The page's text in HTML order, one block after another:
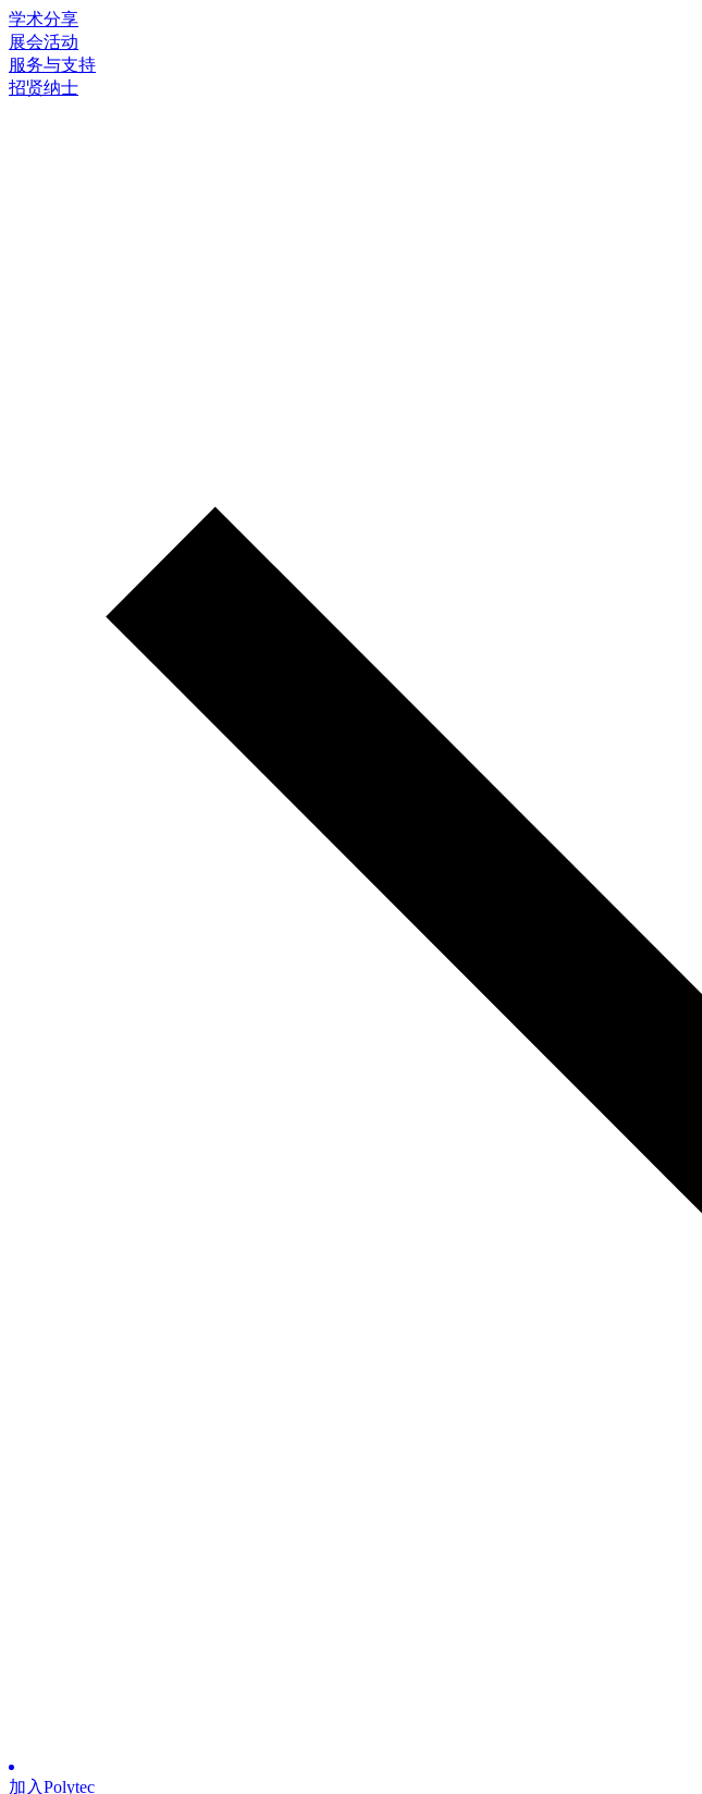
学术分享
展会活动
服务与支持
招贤纳士
加入Polytec